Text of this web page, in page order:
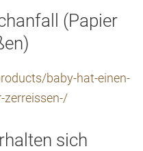
(Papier
baby-hat-einen-
zerreissen-/
sich